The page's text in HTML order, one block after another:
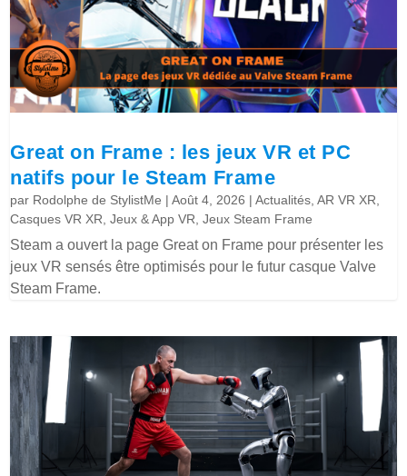
Great on Frame : les jeux VR et PC
natifs pour le Steam Frame
par Rodolphe de StylistMe |Août 4, 2026 |Actualités,AR VR XR,
Casques VR XR,Jeux & App VR,Jeux Steam Frame
Steam a ouvert la page Great on Frame pour présenter les
jeux VR sensés être optimisés pour le futur casque Valve
Steam Frame.